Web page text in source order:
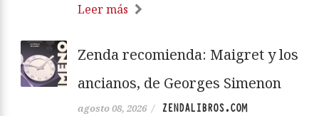
Leer más
Zenda recomienda: Maigret y los
ancianos, de Georges Simenon
agosto 08, 2026 / ZENDALIBROS.COM